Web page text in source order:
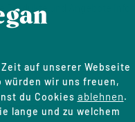
und Angebote
SERVICE-HOTLINE
auf unserer Webseite
würden wir uns freuen,
du Cookies ablehnen.
lange und zu welchem